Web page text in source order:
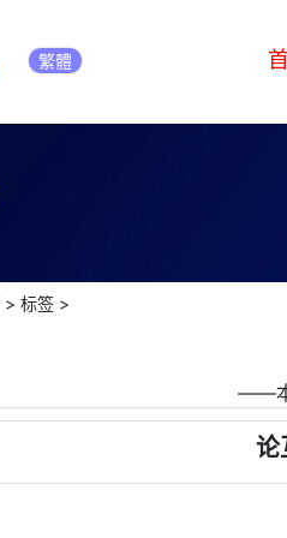
繁體
> 标签>
――
论